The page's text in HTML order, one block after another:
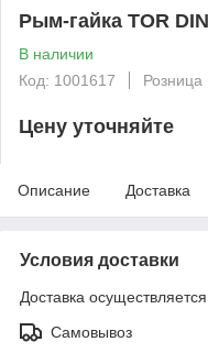
Рым-гайка TOR
В наличии
Код: 1001617
Розница
Цену уточняйте
Описание Доставка
Условия доставки
Доставка
Самовывоз